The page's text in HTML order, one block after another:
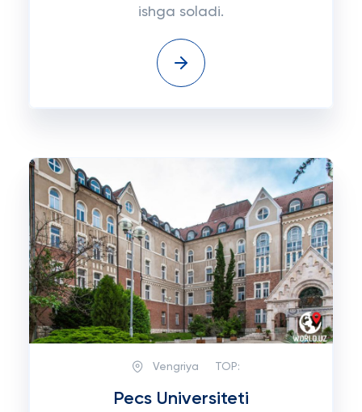
ishga soladi.
Vengriya TOP:
Pecs Universiteti